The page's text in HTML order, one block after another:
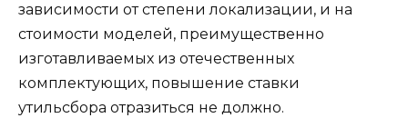
зависимости от степени локализации, и на
стоимости моделей, преимущественно
изготавливаемых из отечественных
комплектующих, повышение ставки
утильсбора отразиться не должно.